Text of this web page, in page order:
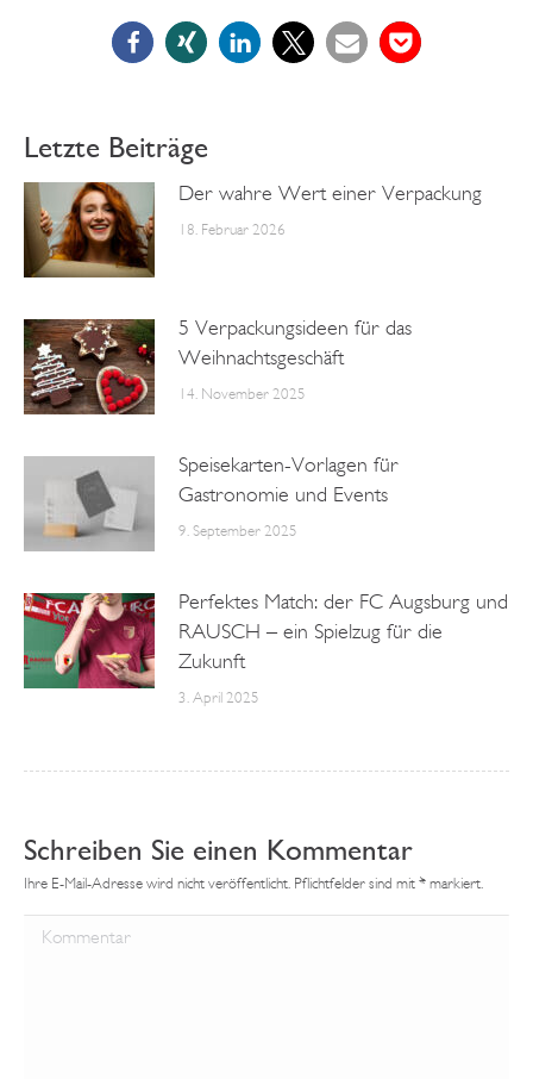
Letzte Beiträge
Der wahre Wert einer Verpackung
18. Februar 2026
5 Verpackungsideen für das
Weihnachtsgeschäft
14. November 2025
Speisekarten-Vorlagen für
Gastronomie und Events
9. September 2025
Perfektes Match: der FC Augsburg und
RAUSCH – ein Spielzug für die
Zukunft
3. April 2025
Schreiben Sie einen Kommentar
Ihre E-Mail-Adresse wird nicht veröffentlicht. Pflichtfelder sind mit * markiert.
Kommentar